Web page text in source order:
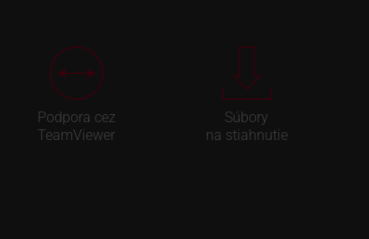
Podpora cez
TeamViewer
Súbory
na stiahnutie